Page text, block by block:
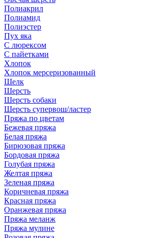
Полиакрил
Полиамид
Полиэстер
Пух яка
С люрексом
С пайетками
Хлопок
Хлопок мерсеризованный
Шелк
Шерсть
Шерсть собаки
Шерсть супервош/ластер
Пряжа по цветам
Бежевая пряжа
Белая пряжа
Бирюзовая пряжа
Бордовая пряжа
Голубая пряжа
Желтая пряжа
Зеленая пряжа
Коричневая пряжа
Красная пряжа
Оранжевая пряжа
Пряжа меланж
Пряжа мулине